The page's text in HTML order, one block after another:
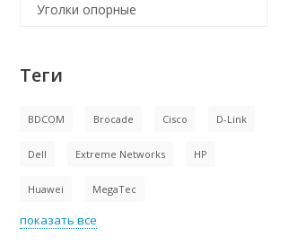
Уголки опорные
Теги
BDCOM Brocade Cisco D-Link
Dell Extreme Networks HP
Huawei MegaTec
показать все